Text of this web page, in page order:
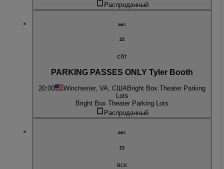
Распроданный
авг.
22
сбт
PARKING PASSES ONLY Tyler Booth
20:00 Winchester, VA, СШАBright Box Theater Parking
Lots
Bright Box Theater Parking Lots
Распроданный
авг.
23
вск